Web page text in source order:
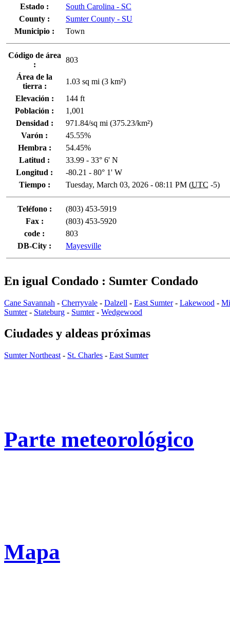
Estado :
South Carolina - SC
County :
Sumter County - SU
Municipio :
Town
Código de área
:
803
Área de la
tierra :
1.03 sq mi (3 km²)
Elevación :
144 ft
Población :
1,001
Densidad :
971.84/sq mi (375.23/km²)
Varón :
45.55%
Hembra :
54.45%
Latitud :
33.99 - 33° 6' N
Longitud :
-80.21 - 80° 1' W
Tiempo :
Tuesday, March 03, 2026 - 08:11 PM (UTC -5)
Teléfono :
(803) 453-5919
Fax :
(803) 453-5920
code :
803
DB-City :
Mayesville
En igual Condado : Sumter Condado
Cane Savannah - Cherryvale - Dalzell - East Sumter- Lakewood -
Sumter- Stateburg - Sumter- Wedgewood
Ciudades y aldeas próximas
Sumter Northeast - St. Charles - East Sumter
Parte meteorológico
Mapa